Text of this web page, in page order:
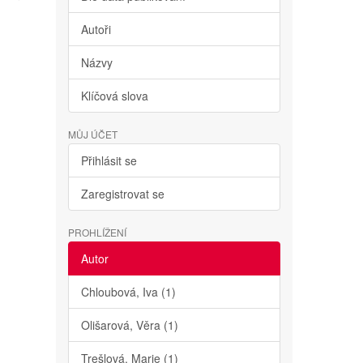
Autoři
Názvy
Klíčová slova
MŮJ ÚČET
Přihlásit se
Zaregistrovat se
PROHLÍŽENÍ
Autor
Chloubová, Iva (1)
Olišarová, Věra (1)
Trešlová, Marie (1)